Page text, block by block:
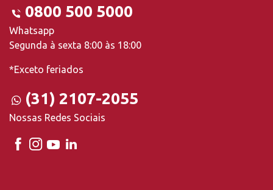
0800 500 5000
Whatsapp
Segunda à sexta 8:00 às 18:00
*Exceto feriados
(31) 2107-2055
Nossas Redes Sociais